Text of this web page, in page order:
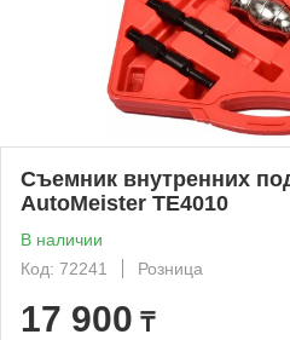
Съемник внутренних
AutoMeister TE4010
В наличии
Код: 72241
Розница
17 900 ₸